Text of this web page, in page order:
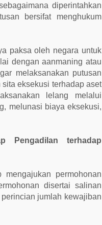
diperintahkan
bersifat menghukum
paksa oleh negara untuk
dengan aanmaning atau
melaksanakan putusan
eksekusi terhadap aset
lelang melalui
melunasi biaya eksekusi,
Pengadilan terhadap
permohonan
disertai salinan
jumlah kewajiban